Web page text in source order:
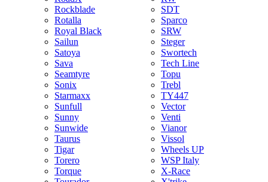
Rockblade
Rotalla
Royal Black
Sailun
Satoya
Sava
Seamtyre
Sonix
Starmaxx
Sunfull
Sunny
Sunwide
Taurus
Tigar
Torero
Torque
SDT
Sparco
SRW
Steger
Swortech
Tech Line
Topu
Trebl
TY447
Vector
Venti
Vianor
Vissol
Wheels UP
WSP Italy
X-Race